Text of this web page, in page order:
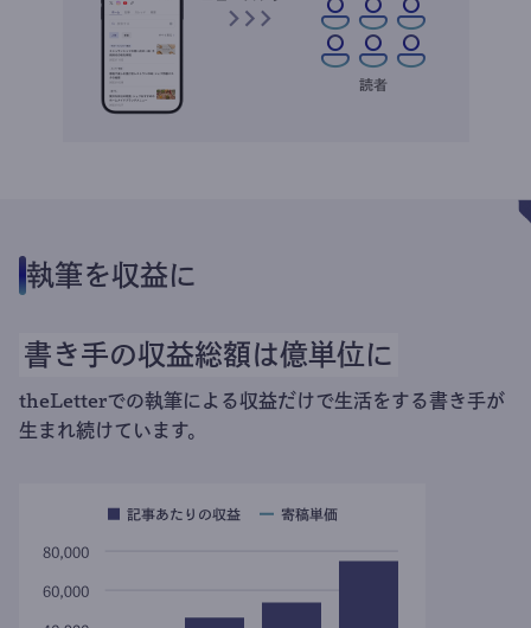
執筆を収益に
書き手の収益総額は億単位に
theLetterでの執筆による収益だけで生活をする書き手が
生まれ続けています。